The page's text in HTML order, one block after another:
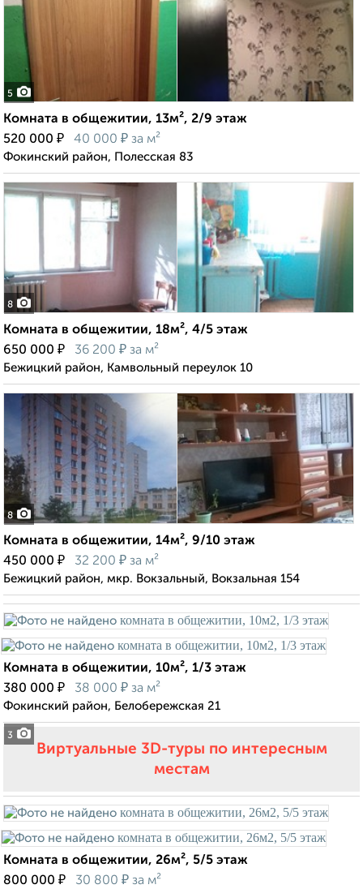
5
Комната в общежитии, 13м², 2/9 этаж
520 000 ₽ 40 000 ₽ за м²
Фокинский район, Полесская 83
8
Комната в общежитии, 18м², 4/5 этаж
650 000 ₽ 36 200 ₽ за м²
Бежицкий район, Камвольный переулок 10
8
Комната в общежитии, 14м², 9/10 этаж
450 000 ₽ 32 200 ₽ за м²
Бежицкий район, мкр. Вокзальный, Вокзальная 154
3
Комната в общежитии, 10м², 1/3 этаж
380 000 ₽ 38 000 ₽ за м²
Фокинский район, Белобережская 21
Виртуальные 3D-туры по интересным
местам
Комната в общежитии, 26м², 5/5 этаж
800 000 ₽ 30 800 ₽ за м²